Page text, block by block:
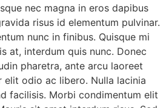
nec magna in eros dapibus
risus id elementum pulvinar.
nunc in finibus. Quisque mi
at, interdum quis nunc. Donec
pharetra, ante arcu laoreet
odio ac libero. Nulla lacinia
facilisis. Morbi condimentum elit